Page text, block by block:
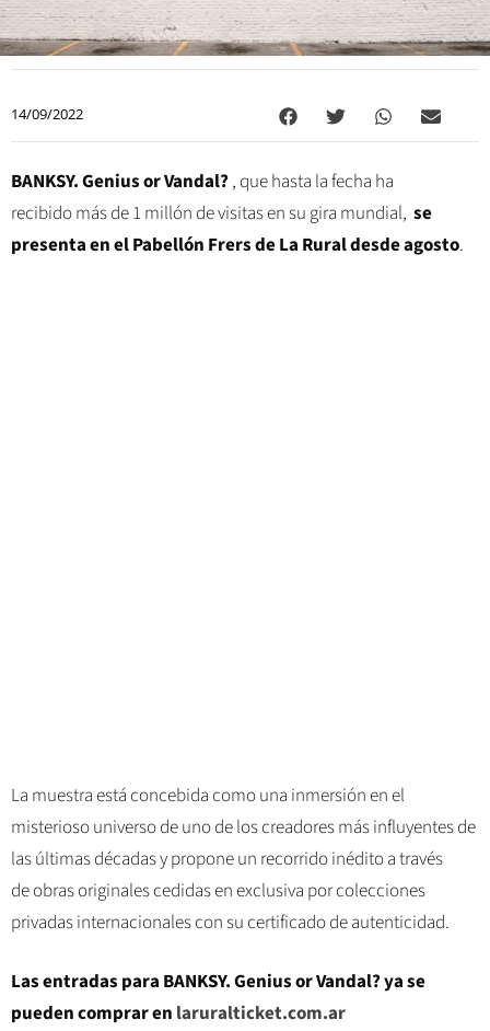
14/09/2022
BANKSY. Genius or Vandal? , que hasta la fecha ha
recibido más de 1 millón de visitas en su gira mundial, se
presenta en el Pabellón Frers de La Rural desde agosto.
La muestra está concebida como una inmersión en el
misterioso universo de uno de los creadores más influyentes de
las últimas décadas y propone un recorrido inédito a través
de obras originales cedidas en exclusiva por colecciones
privadas internacionales con su certificado de autenticidad.
Las entradas para BANKSY. Genius or Vandal? ya se
pueden comprar en laruralticket.com.ar